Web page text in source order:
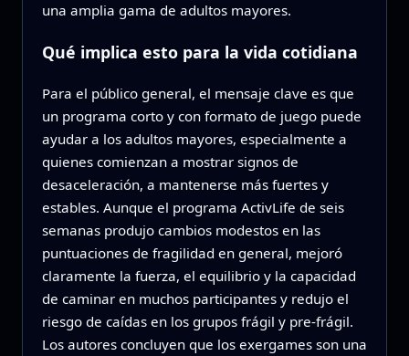
una amplia gama de adultos mayores.
Qué implica esto para la vida cotidiana
Para el público general, el mensaje clave es que
un programa corto y con formato de juego puede
ayudar a los adultos mayores, especialmente a
quienes comienzan a mostrar signos de
desaceleración, a mantenerse más fuertes y
estables. Aunque el programa ActivLife de seis
semanas produjo cambios modestos en las
puntuaciones de fragilidad en general, mejoró
claramente la fuerza, el equilibrio y la capacidad
de caminar en muchos participantes y redujo el
riesgo de caídas en los grupos frágil y pre-frágil.
Los autores concluyen que los exergames son una